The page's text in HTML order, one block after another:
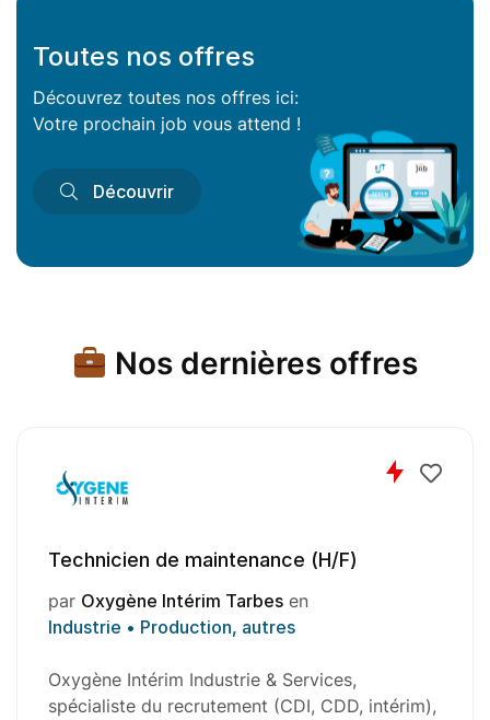
Toutes nos offres
Découvrez toutes nos offres ici:
Votre prochain job vous attend !
Découvrir
Nos dernières offres
Technicien de maintenance (H/F)
par Oxygène Intérim Tarbes en
Industrie • Production, autres
Oxygène Intérim Industrie & Services,
spécialiste du recrutement (CDI, CDD, intérim),